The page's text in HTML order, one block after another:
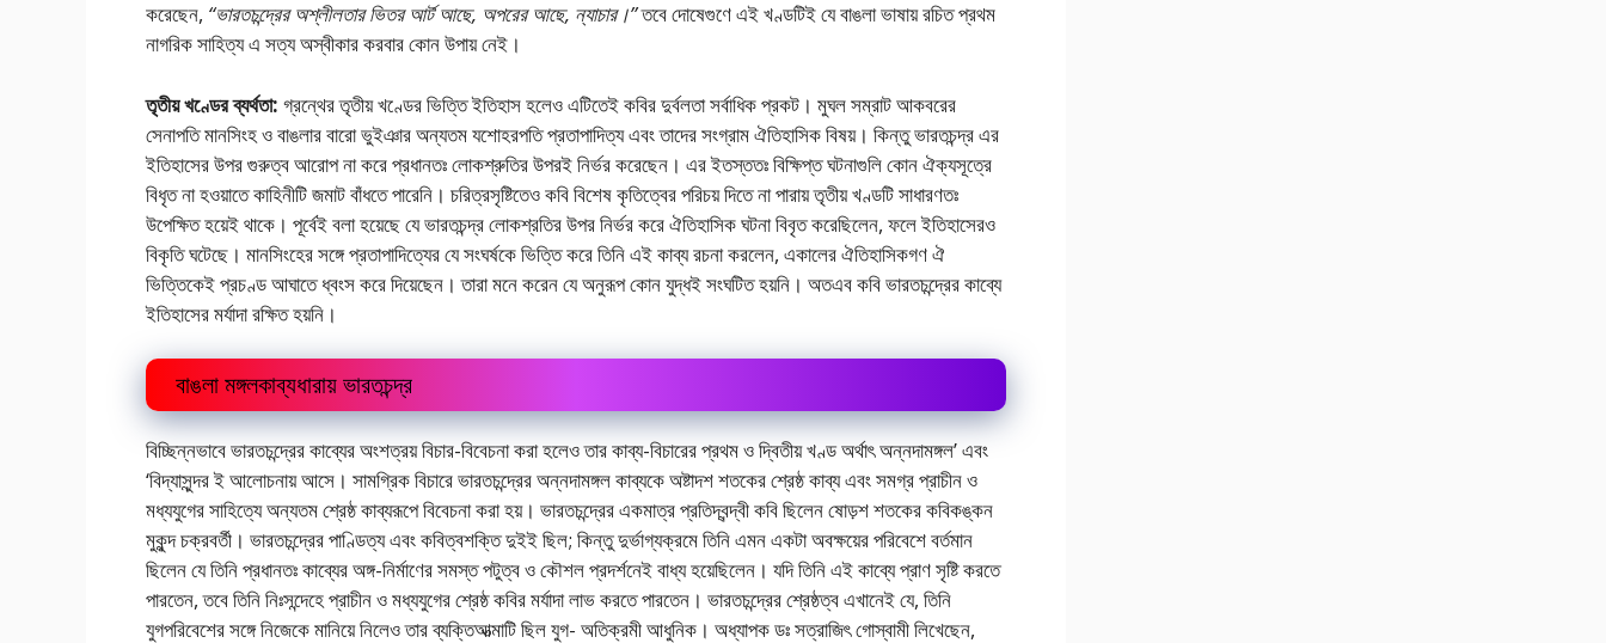
করেছেন, “ভারতচন্দ্রের অশ্লীলতার ভিতর আর্ট আছে, অপরের আছে, ন্যাচার।”তবে দোষেগুণে এই খণ্ডটিই যে বাঙলা ভাষায় রচিত প্রথম
নাগরিক সাহিত্য এ সত্য অস্বীকার করবার কোন উপায় নেই।
তৃতীয় খণ্ডের ব্যর্থতা: গ্রন্থের তৃতীয় খণ্ডের ভিত্তি ইতিহাস হলেও এটিতেই কবির দুর্বলতা সর্বাধিক প্রকট। মুঘল সম্রাট আকবরের
সেনাপতি মানসিংহ ও বাঙলার বারাে ভুইঞার অন্যতম যশােহরপতি প্রতাপাদিত্য এবং তাদের সংগ্রাম ঐতিহাসিক বিষয়। কিন্তু ভারতচন্দ্র এর
ইতিহাসের উপর গুরুত্ব আরােপ না করে প্রধানতঃ লােকশ্রুতির উপরই নির্ভর করেছেন। এর ইতস্ততঃ বিক্ষিপ্ত ঘটনাগুলি কোন ঐক্যসূত্রে
বিধৃত না হওয়াতে কাহিনীটি জমাট বাঁধতে পারেনি। চরিত্রসৃষ্টিতেও কবি বিশেষ কৃতিত্বের পরিচয় দিতে না পারায় তৃতীয় খণ্ডটি সাধারণতঃ
উপেক্ষিত হয়েই থাকে। পূর্বেই বলা হয়েছে যে ভারতচন্দ্র লােকশ্রতির উপর নির্ভর করে ঐতিহাসিক ঘটনা বিবৃত করেছিলেন, ফলে ইতিহাসেরও
বিকৃতি ঘটেছে। মানসিংহের সঙ্গে প্রতাপাদিত্যের যে সংঘর্ষকে ভিত্তি করে তিনি এই কাব্য রচনা করলেন, একালের ঐতিহাসিকগণ ঐ
ভিত্তিকেই প্রচণ্ড আঘাতে ধ্বংস করে দিয়েছেন। তারা মনে করেন যে অনুরূপ কোন যুদ্ধই সংঘটিত হয়নি। অতএব কবি ভারতচন্দ্রের কাব্যে
ইতিহাসের মর্যাদা রক্ষিত হয়নি।
বাঙলা মঙ্গলকাব্যধারায় ভারতচন্দ্র
বিচ্ছিন্নভাবে ভারতচন্দ্রের কাব্যের অংশত্রয় বিচার-বিবেচনা করা হলেও তার কাব্য-বিচারের প্রথম ও দ্বিতীয় খণ্ড অর্থাৎ অন্নদামঙ্গল’ এবং
‘বিদ্যাসুন্দর ই আলােচনায় আসে। সামগ্রিক বিচারে ভারতচন্দ্রের অন্নদামঙ্গল কাব্যকে অষ্টাদশ শতকের শ্রেষ্ঠ কাব্য এবং সমগ্র প্রাচীন ও
মধ্যযুগের সাহিত্যে অন্যতম শ্রেষ্ঠ কাব্যরূপে বিবেচনা করা হয়। ভারতচন্দ্রের একমাত্র প্রতিদ্বন্দ্বী কবি ছিলেন ষােড়শ শতকের কবিকঙ্কন
মুকুন্দ চক্রবর্তী। ভারতচন্দ্রের পাণ্ডিত্য এবং কবিত্বশক্তি দুইই ছিল; কিন্তু দুর্ভাগ্যক্রমে তিনি এমন একটা অবক্ষয়ের পরিবেশে বর্তমান
ছিলেন যে তিনি প্রধানতঃ কাব্যের অঙ্গ-নির্মাণের সমস্ত পটুত্ব ও কৌশল প্রদর্শনেই বাধ্য হয়েছিলেন। যদি তিনি এই কাব্যে প্রাণ সৃষ্টি করতে
পারতেন, তবে তিনি নিঃসন্দেহে প্রাচীন ও মধ্যযুগের শ্রেষ্ঠ কবির মর্যাদা লাভ করতে পারতেন। ভারতচন্দ্রের শ্রেষ্ঠত্ব এখানেই যে, তিনি
যুগপরিবেশের সঙ্গে নিজেকে মানিয়ে নিলেও তার ব্যক্তিআত্মাটি ছিল যুগ- অতিক্রমী আধুনিক। অধ্যাপক ডঃ সত্রাজিৎ গােস্বামী লিখেছেন,